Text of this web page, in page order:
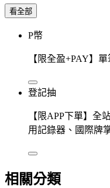
看全部
P幣
【限全盈+PAY】
登記抽
【限APP下單】全
用記錄器、國際牌
相關分類